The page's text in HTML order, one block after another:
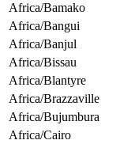
Africa/Bamako
Africa/Bangui
Africa/Banjul
Africa/Bissau
Africa/Blantyre
Africa/Brazzaville
Africa/Bujumbura
Africa/Cairo